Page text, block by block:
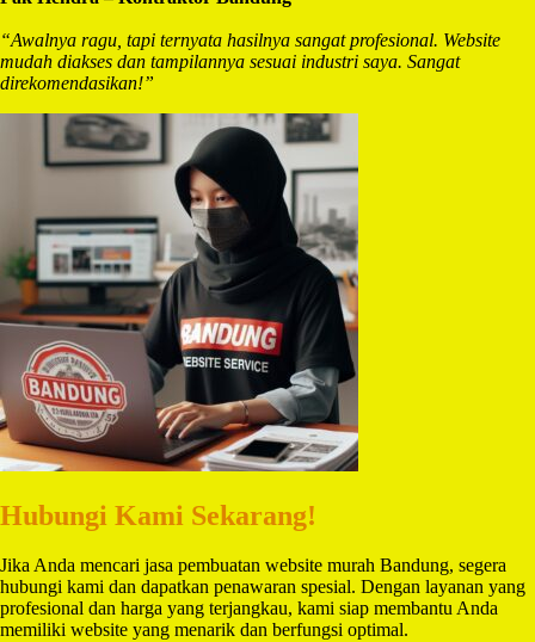
“Awalnya ragu, tapi ternyata hasilnya sangat profesional. Website
mudah diakses dan tampilannya sesuai industri saya. Sangat
direkomendasikan!”
Hubungi Kami Sekarang!
Jika Anda mencari jasa pembuatan website murah Bandung, segera
hubungi kami dan dapatkan penawaran spesial. Dengan layanan yang
profesional dan harga yang terjangkau, kami siap membantu Anda
memiliki website yang menarik dan berfungsi optimal.